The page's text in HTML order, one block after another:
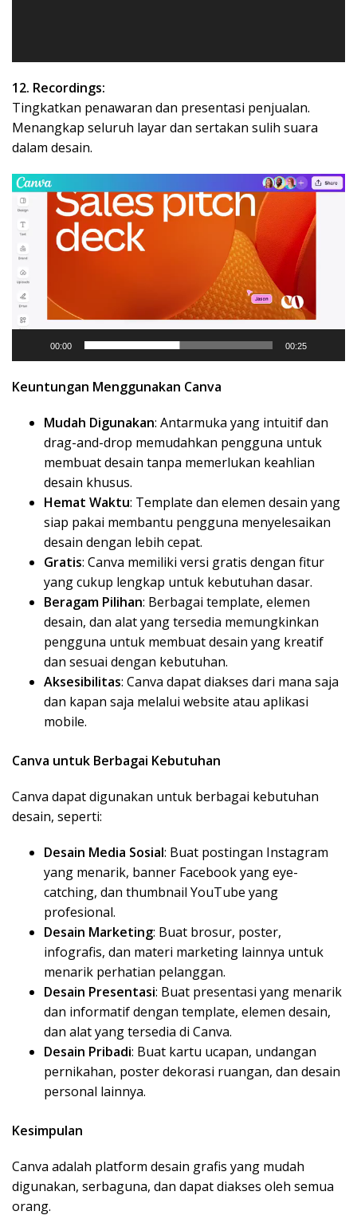
12. Recordings:
Tingkatkan penawaran dan presentasi penjualan.
Menangkap seluruh layar dan sertakan sulih suara
dalam desain.
Video
Player
00:00 00:25
Keuntungan Menggunakan Canva
Mudah Digunakan: Antarmuka yang intuitif dan
drag-and-drop memudahkan pengguna untuk
membuat desain tanpa memerlukan keahlian
desain khusus.
Hemat Waktu: Template dan elemen desain yang
siap pakai membantu pengguna menyelesaikan
desain dengan lebih cepat.
Gratis: Canva memiliki versi gratis dengan fitur
yang cukup lengkap untuk kebutuhan dasar.
Beragam Pilihan: Berbagai template, elemen
desain, dan alat yang tersedia memungkinkan
pengguna untuk membuat desain yang kreatif
dan sesuai dengan kebutuhan.
Aksesibilitas: Canva dapat diakses dari mana saja
dan kapan saja melalui website atau aplikasi
mobile.
Canva untuk Berbagai Kebutuhan
Canva dapat digunakan untuk berbagai kebutuhan
desain, seperti:
Desain Media Sosial: Buat postingan Instagram
yang menarik, banner Facebook yang eye-
catching, dan thumbnail YouTube yang
profesional.
Desain Marketing: Buat brosur, poster,
infografis, dan materi marketing lainnya untuk
menarik perhatian pelanggan.
Desain Presentasi: Buat presentasi yang menarik
dan informatif dengan template, elemen desain,
dan alat yang tersedia di Canva.
Desain Pribadi: Buat kartu ucapan, undangan
pernikahan, poster dekorasi ruangan, dan desain
personal lainnya.
Kesimpulan
Canva adalah platform desain grafis yang mudah
digunakan, serbaguna, dan dapat diakses oleh semua
orang.